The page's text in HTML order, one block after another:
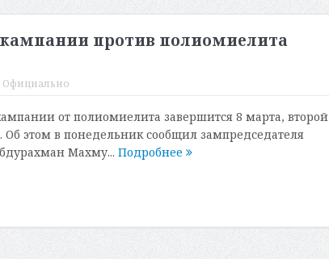
против полиомиелита
Официально
от полиомиелита завершится 8 марта, второй
Об этом в понедельник сообщил зампредседателя
Махму... Подробнее